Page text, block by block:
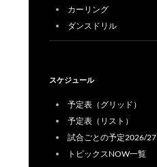
カーリング
ダンスドリル
スケジュール
予定表（グリッド）
予定表（リスト）
試合ごとの予定2026/27
トピックスNOW一覧